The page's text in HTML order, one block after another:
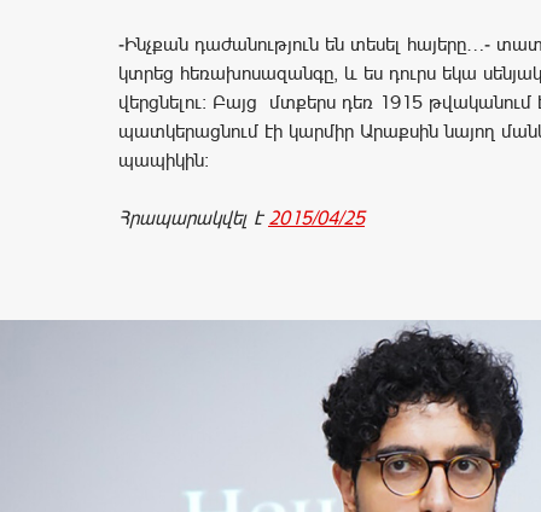
-Ինչքան դաժանություն են տեսել հայերը…-
կտրեց հեռախոսազանգը, և ես դուրս եկա
վերցնելու: Բայց մտքերս դեռ 1915 թվականում
պատկերացնում էի կարմիր Արաքսին նայող
պապիկին:
Հրապարակվել է 2015/04/25